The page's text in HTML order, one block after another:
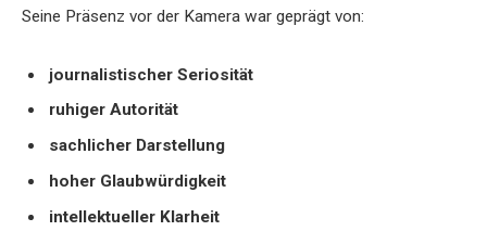
Seine Präsenz vor der Kamera war geprägt von:
journalistischer Seriosität
ruhiger Autorität
sachlicher Darstellung
hoher Glaubwürdigkeit
intellektueller Klarheit